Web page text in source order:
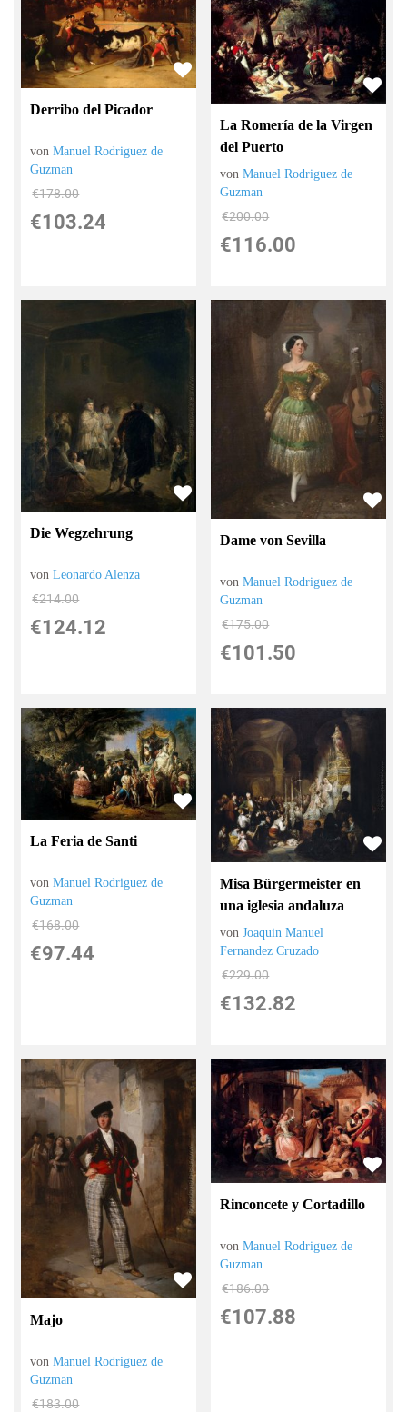
Derribo del Picador
vonManuel Rodriguez de
Guzman
€178.00
€103.24
La Romería de la Virgen
del Puerto
vonManuel Rodriguez de
Guzman
€200.00
€116.00
Die Wegzehrung
vonLeonardo Alenza
€214.00
€124.12
Dame von Sevilla
vonManuel Rodriguez de
Guzman
€175.00
€101.50
La Feria de Santi
vonManuel Rodriguez de
Guzman
€168.00
€97.44
Misa Bürgermeister en
una iglesia andaluza
vonJoaquin Manuel
Fernandez Cruzado
€229.00
€132.82
Majo
vonManuel Rodriguez de
Guzman
€183.00
Rinconcete y Cortadillo
vonManuel Rodriguez de
Guzman
€186.00
€107.88